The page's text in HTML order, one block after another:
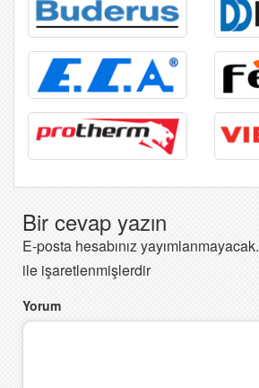
Bir cevap yazın
E-posta hesabınız yayımlanmayacak.
ile işaretlenmişlerdir
Yorum